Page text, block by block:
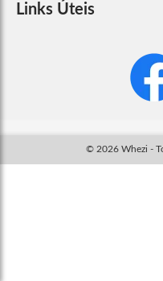
Links Úteis
© 2026 Whezi -